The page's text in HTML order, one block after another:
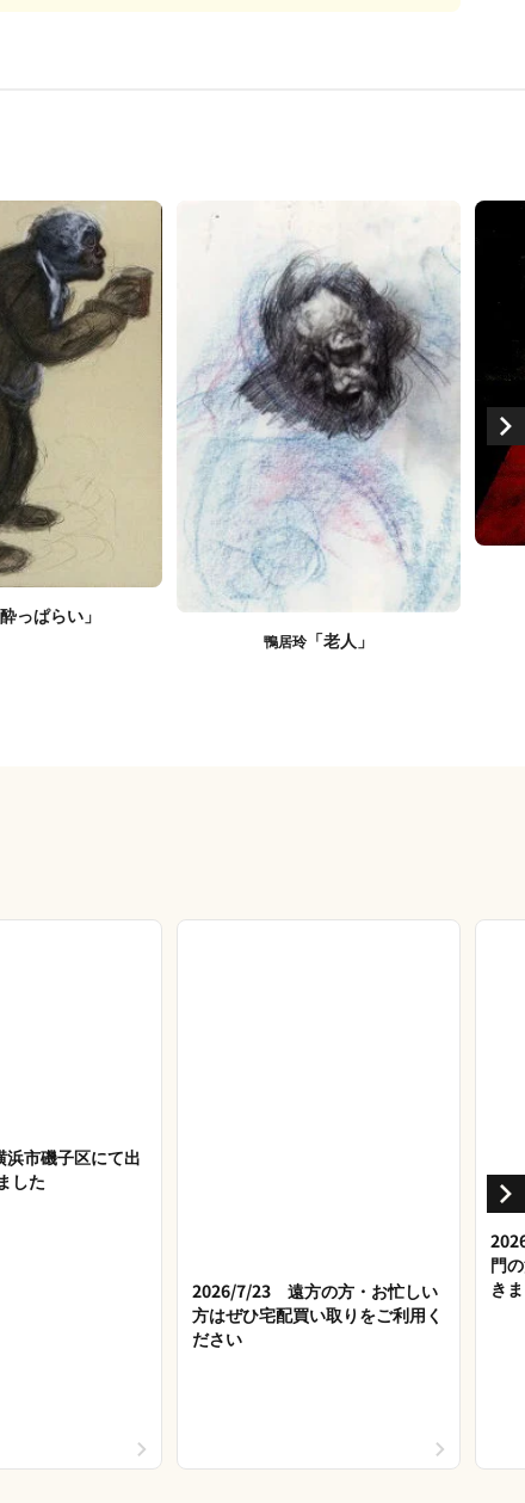
酔っぱらい」
鴨居玲「老人」
市磯子区にて出
した
2026/7/23 遠方の方・お忙しい
方はぜひ宅配買い取りをご利用く
ださい
門
き